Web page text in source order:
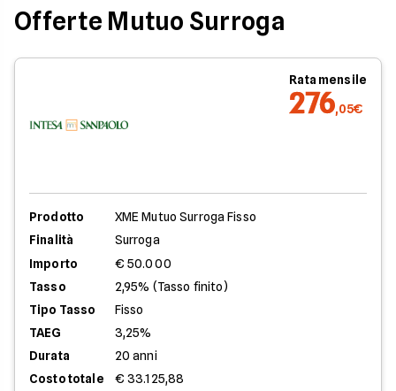
Offerte Mutuo Surroga
Rata mensile
276,05€
Prodotto
XME Mutuo Surroga Fisso
Finalità
Surroga
Importo
€ 50.000
Tasso
2,95% (Tasso finito)
Tipo Tasso
Fisso
TAEG
3,25%
Durata
20 anni
Costo totale
€ 33.125,88